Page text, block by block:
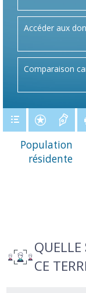
Accéder aux
Comparaison
Population
résidente
QUELLE
CE